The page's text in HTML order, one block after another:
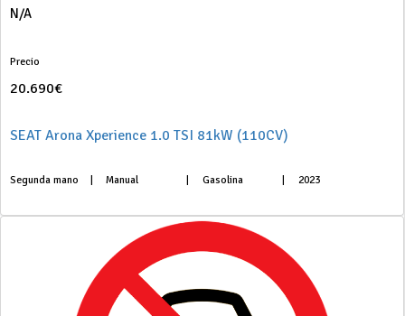
N/A
Precio
20.690€
SEAT Arona Xperience 1.0 TSI 81kW (110CV)
Segunda mano Manual Gasolina 2023